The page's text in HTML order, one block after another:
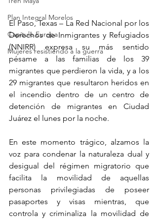
Plan Integral Morelos
Capítulo Europa
Mujeres resistiendo a la guerra
El Paso, Texas – La Red Nacional por los
Derechos de Inmigrantes y Refugiados
(NNIRR) expresa su más sentido
pésame a las familias de los 39
migrantes que perdieron la vida, y a los
29 migrantes que resultaron heridos en
el incendio dentro de un centro de
detención de migrantes en Ciudad
Juárez el lunes por la noche.
En este momento trágico, alzamos la
voz para condenar la naturaleza dual y
desigual del régimen migratorio que
facilita la movilidad de aquellas
personas privilegiadas de poseer
pasaportes y visas mientras, que
controla y criminaliza la movilidad de